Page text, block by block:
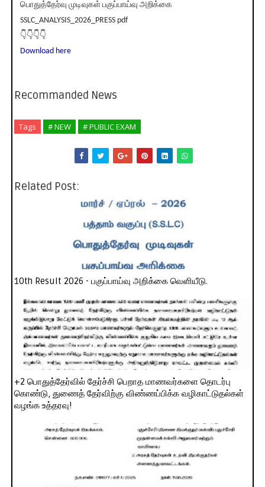
பொதுத்தேர்வு முடிவுகள் பகுப்பாய்வு அறிக்கை
SSLC_ANALYSIS_2026_PRESS pdf
👇👇👇👇
Download here
Recommanded News
Tags # NEW # PUBLIC EXAM
Related Post:
10th Result 2026 - பகுப்பாய்வு அறிக்கை வெளியீடு.
+2 பொதுத்தேர்வில் தேர்ச்சி பெறாத மாணவர்களை தொடர்பு
கொண்டு, துணைத் தேர்விற்கு விண்ணப்பிக்க வழிகாட்டுதல்கள்
வழங்க உத்தரவு!